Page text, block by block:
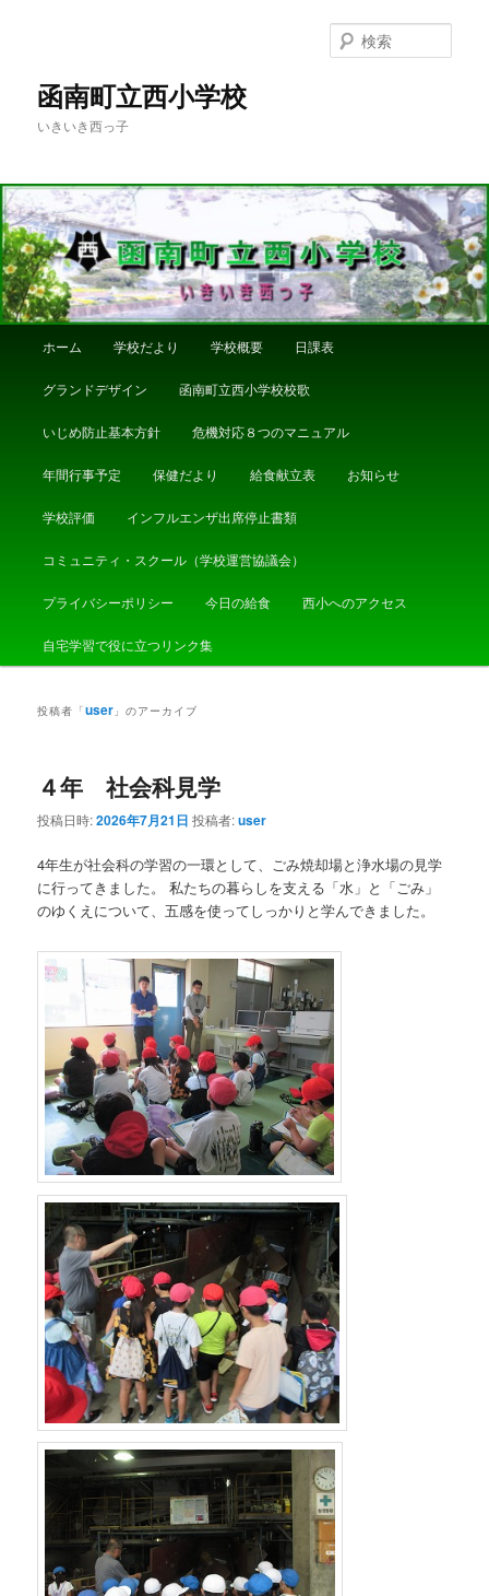
へ
移
動
移
動
函南町立西小学校
いきいき西っ子
索
ホーム 学校だより 学校概要 日課表
グランドデザイン 函南町立西小学校校歌
いじめ防止基本方針 危機対応８つのマニュアル
年間行事予定 保健だより 給食献立表 お知らせ
学校評価 インフルエンザ出席停止書類
コミュニティ・スクール（学校運営協議会）
プライバシーポリシー 今日の給食 西小へのアクセス
自宅学習で役に立つリンク集
投稿者「user 」のアーカイブ
４年 社会科見学
投稿日時:2026年7月21日 投稿者:user
4年生が社会科の学習の一環として、ごみ焼却場と浄水場の見学
に行ってきました。 私たちの暮らしを支える「水」と「ごみ」
のゆくえについて、五感を使ってしっかりと学んできました。